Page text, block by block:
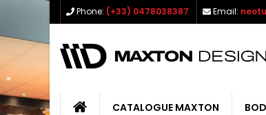
Phone: (+33) 0478038387 Email:
CATALOGUE MAXTON